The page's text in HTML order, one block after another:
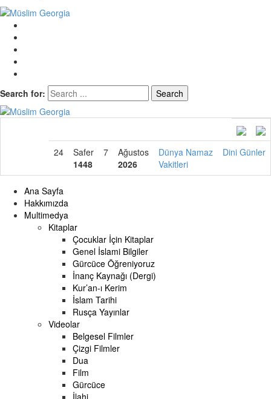
Search for:
24
Safer
1448
7
Ağustos
2026
Dünya Namaz
Vakitleri
Dini Günler
Ana Sayfa
Hakkımızda
Multimedya
Kitaplar
Çocuklar İçin Kitaplar
Genel İslami Bilgiler
Gürcüce Öğreniyoruz
İnanç Kaynağı (Dergi)
Kur’an-ı Kerim
İslam Tarihi
Rusça Yayınlar
Videolar
Belgesel Filmler
Çizgi Filmler
Dua
Film
Gürcüce
İlahi